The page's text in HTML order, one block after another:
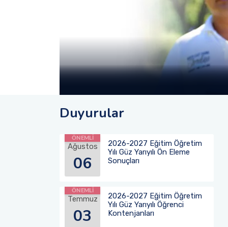
Duyurular
Ağustos
06
2026-2027 Eğitim Öğretim
Yılı Güz Yarıyılı Ön Eleme
Sonuçları
ÖNEMLİ
Temmuz
03
2026-2027 Eğitim Öğretim
Yılı Güz Yarıyılı Öğrenci
Kontenjanları
ÖNEMLİ